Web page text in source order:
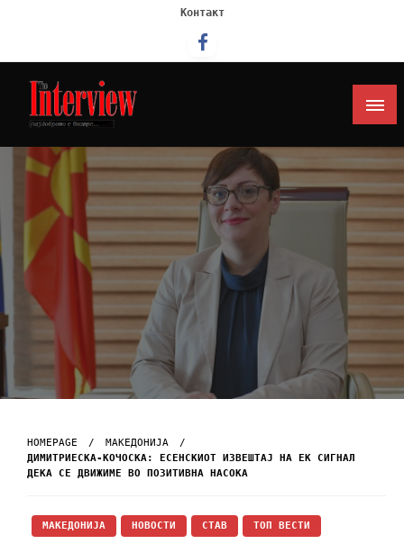
Контакт
Интервју
HOMEPAGE
МАКЕДОНИЈА
ДИМИТРИЕСКА-КОЧОСКА: ЕСЕНСКИОТ ИЗВЕШТАЈ НА ЕК СИГНАЛ
ДЕКА СЕ ДВИЖИМЕ ВО ПОЗИТИВНА НАСОКА
МАКЕДОНИЈА НОВОСТИ СТАВ ТОП ВЕСТИ